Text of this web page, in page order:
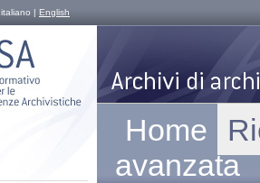
italiano | English
Home
avanzata